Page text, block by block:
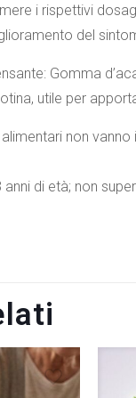
i rispettivi
del
Gomma
utile per
non
di età; non